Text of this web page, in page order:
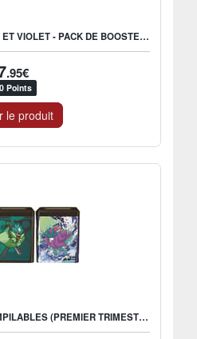
POKÉMON JCC - ÉCARLATE ET VIOLET - PACK DE BOOSTER BLISTER EV09 AVENTURES ENSEMBLE (1 BOOSTER ALÉATOIRE) - FR
.95€
Points
le produit
POKÉMON JCC : BOÎTES EMPILABLES (PREMIER TRIMESTRE 2025) (1X BOÎTE ALÉATOIRE) - FR